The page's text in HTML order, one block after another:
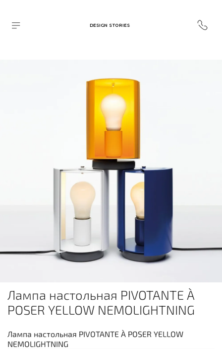
DESIGN STORIES
Лампа настольная PIVOTANTE À
POSER YELLOW NEMOLIGHTNING
Лампа настольная PIVOTANTE À POSER YELLOW
NEMOLIGHTNING